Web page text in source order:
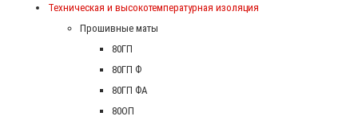
Техническая и высокотемпературная изоляция
Прошивные маты
80ГП
80ГП Ф
80ГП ФА
80ОП